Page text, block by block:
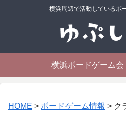
横浜周辺で活動しているボ
横浜ボードゲーム会
HOME > ボードゲーム情報 > ク